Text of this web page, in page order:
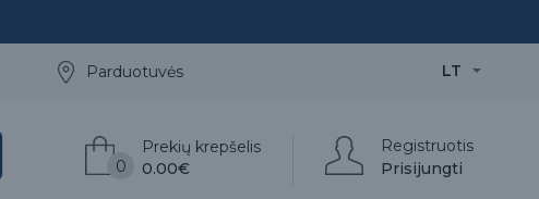
LT
Parduotuvės
Registruotis
Prisijungti
Prekių krepšelis
0.00€
0